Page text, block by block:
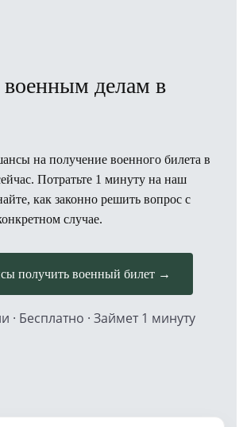
делам в
на получение военного билета в
Потратьте 1 минуту на наш
как законно решить вопрос с
случае.
получить военный билет →
· Бесплатно · Займет 1 минуту